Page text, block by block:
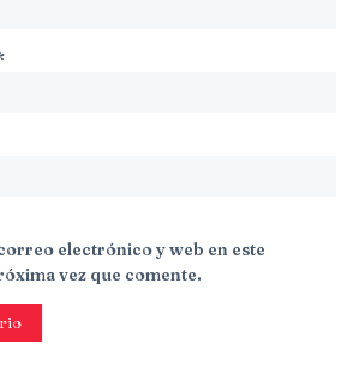
electrónico y web en este
vez que comente.